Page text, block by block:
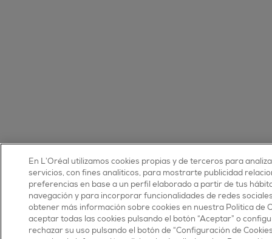
En L’Oréal utilizamos cookies propias y de terceros para
servicios, con fines analíticos, para mostrarte publicidad
preferencias en base a un perfil elaborado a partir de tus
navegación y para incorporar funcionalidades de redes
obtener más información sobre cookies en nuestra Política de
aceptar todas las cookies pulsando el botón “Aceptar” o
rechazar su uso pulsando el botón de “Configuración de